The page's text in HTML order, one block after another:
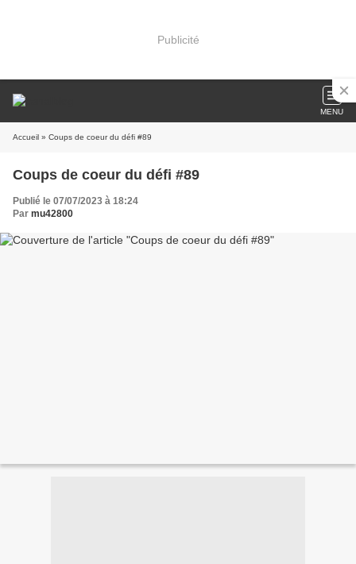
Publicité
MENU
Accueil » Coups de coeur du défi #89
Coups de coeur du défi #89
Publié le 07/07/2023 à 18:24
Par mu42800